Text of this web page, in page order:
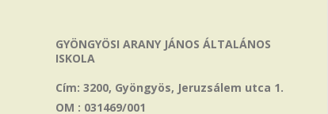
GYÖNGYÖSI ARANY JÁNOS ÁLTALÁNOS
ISKOLA
Cím: 3200, Gyöngyös, Jeruzsálem utca 1.
OM : 031469/001